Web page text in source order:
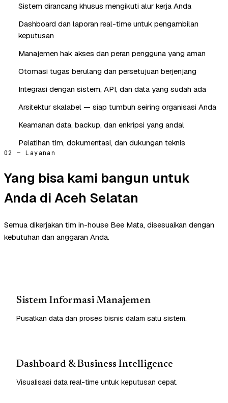
Sistem dirancang khusus mengikuti alur kerja Anda
Dashboard dan laporan real-time untuk pengambilan
keputusan
Manajemen hak akses dan peran pengguna yang aman
Otomasi tugas berulang dan persetujuan berjenjang
Integrasi dengan sistem, API, dan data yang sudah ada
Arsitektur skalabel — siap tumbuh seiring organisasi Anda
Keamanan data, backup, dan enkripsi yang andal
Pelatihan tim, dokumentasi, dan dukungan teknis
02 — Layanan
Yang bisa kami bangun untuk
Anda di Aceh Selatan
Semua dikerjakan tim in-house Bee Mata, disesuaikan dengan
kebutuhan dan anggaran Anda.
Sistem Informasi Manajemen
Pusatkan data dan proses bisnis dalam satu sistem.
Dashboard & Business Intelligence
Visualisasi data real-time untuk keputusan cepat.